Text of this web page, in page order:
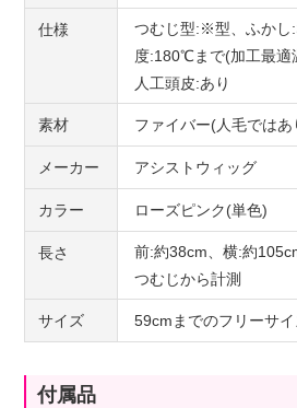
仕様
つむじ型:※型、ふかし
度:180℃まで(加工最
人工頭皮:あり
素材 ファイバー(人毛ではあ
メーカー アシストウィッグ
カラー ローズピンク(単色)
長さ
前:約38cm、横:約
つむじから計測
サイズ 59cmまでのフリーサ
付属品